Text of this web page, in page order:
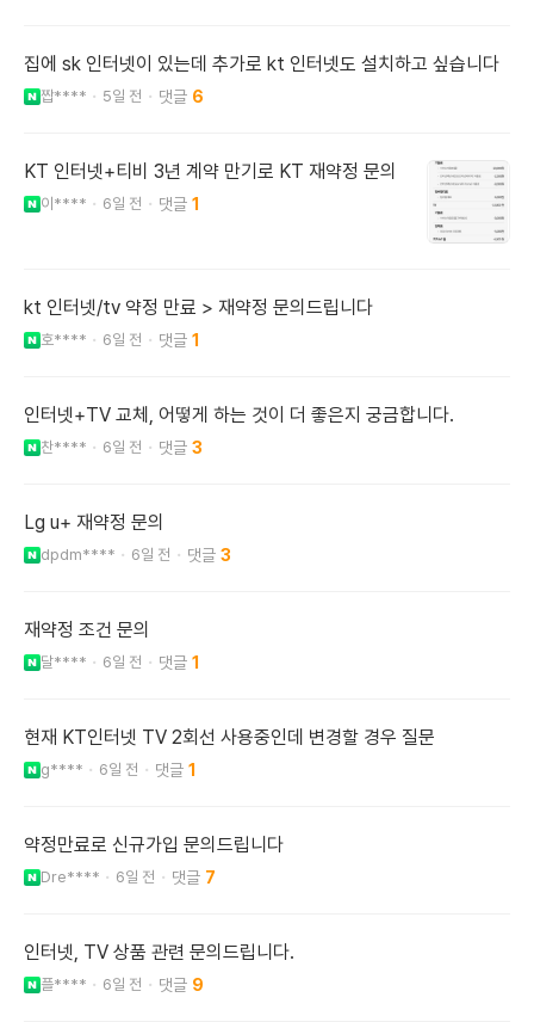
집에 sk 인터넷이 있는데 추가로 kt 인터넷도 설치하고 싶습니다
짭**** 5일 전 6
KT 인터넷+티비 3년 계약 만기로 KT 재약정 문의
이**** 6일 전 1
kt 인터넷/tv 약정 만료 > 재약정 문의드립니다
호**** 6일 전 1
인터넷+TV 교체, 어떻게 하는 것이 더 좋은지 궁금합니다.
찬**** 6일 전 3
Lg u+ 재약정 문의
dpdm**** 6일 전 3
재약정 조건 문의
달**** 6일 전 1
현재 KT인터넷 TV 2회선 사용중인데 변경할 경우 질문
g**** 6일 전 1
약정만료로 신규가입 문의드립니다
Dre**** 6일 전 7
인터넷, TV 상품 관련 문의드립니다.
플**** 6일 전 9